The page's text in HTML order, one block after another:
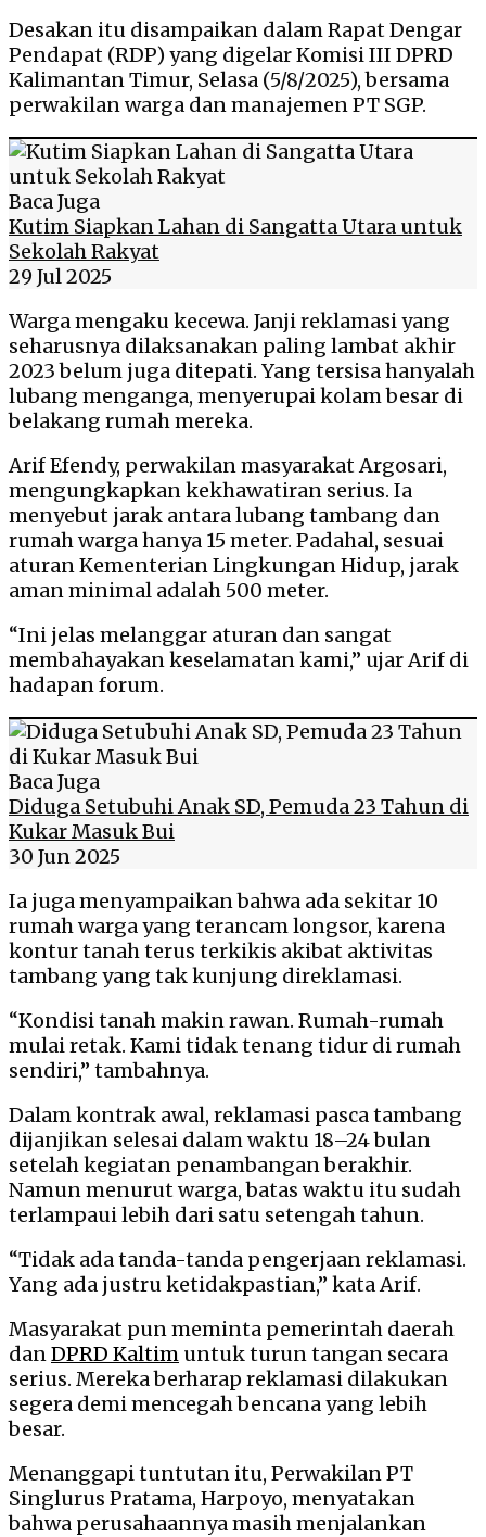
Desakan itu disampaikan dalam Rapat Dengar
Pendapat (RDP) yang digelar Komisi III DPRD
Kalimantan Timur, Selasa (5/8/2025), bersama
perwakilan warga dan manajemen PT SGP.
Baca Juga
Kutim Siapkan Lahan di Sangatta Utara untuk
Sekolah Rakyat
29 Jul 2025
Warga mengaku kecewa. Janji reklamasi yang
seharusnya dilaksanakan paling lambat akhir
2023 belum juga ditepati. Yang tersisa hanyalah
lubang menganga, menyerupai kolam besar di
belakang rumah mereka.
Arif Efendy, perwakilan masyarakat Argosari,
mengungkapkan kekhawatiran serius. Ia
menyebut jarak antara lubang tambang dan
rumah warga hanya 15 meter. Padahal, sesuai
aturan Kementerian Lingkungan Hidup, jarak
aman minimal adalah 500 meter.
“Ini jelas melanggar aturan dan sangat
membahayakan keselamatan kami,” ujar Arif di
hadapan forum.
Baca Juga
Diduga Setubuhi Anak SD, Pemuda 23 Tahun di
Kukar Masuk Bui
30 Jun 2025
Ia juga menyampaikan bahwa ada sekitar 10
rumah warga yang terancam longsor, karena
kontur tanah terus terkikis akibat aktivitas
tambang yang tak kunjung direklamasi.
“Kondisi tanah makin rawan. Rumah-rumah
mulai retak. Kami tidak tenang tidur di rumah
sendiri,” tambahnya.
Dalam kontrak awal, reklamasi pasca tambang
dijanjikan selesai dalam waktu 18–24 bulan
setelah kegiatan penambangan berakhir.
Namun menurut warga, batas waktu itu sudah
terlampaui lebih dari satu setengah tahun.
“Tidak ada tanda-tanda pengerjaan reklamasi.
Yang ada justru ketidakpastian,” kata Arif.
Masyarakat pun meminta pemerintah daerah
danDPRD Kaltim untuk turun tangan secara
serius. Mereka berharap reklamasi dilakukan
segera demi mencegah bencana yang lebih
besar.
Menanggapi tuntutan itu, Perwakilan PT
Singlurus Pratama, Harpoyo, menyatakan
bahwa perusahaannya masih menjalankan